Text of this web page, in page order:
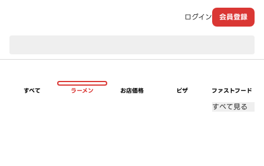
ログイン 会員登録
すべて ラーメン お店価格 ピザ ファストフード
すべて見る